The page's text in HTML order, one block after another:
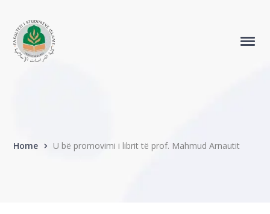
Home U bë promovimi i librit të prof. Mahmud Arnautit